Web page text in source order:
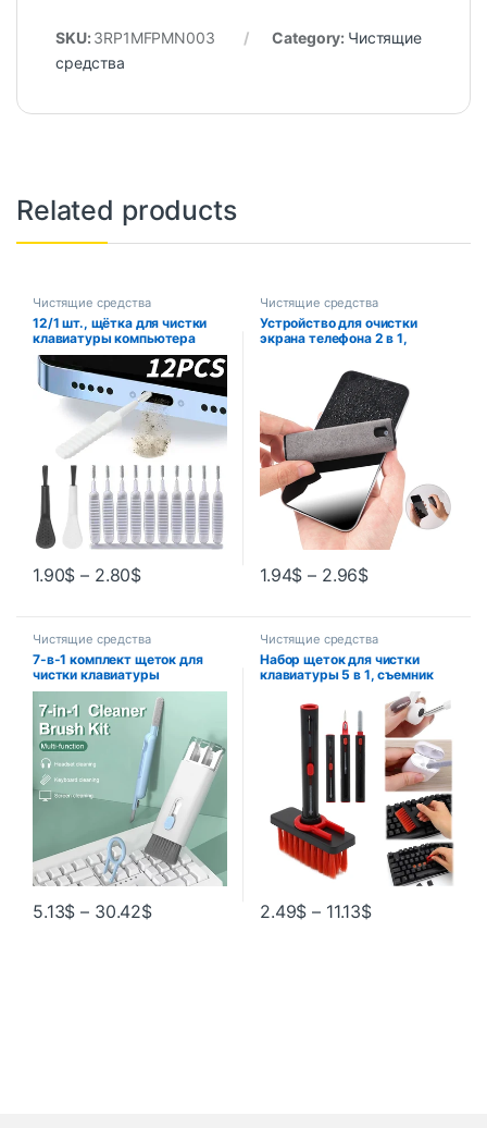
SKU: 3RP1MFPMN003 Category: Чистящие
средства
Related products
Чистящие средства
12/1 шт., щётка для чистки
клавиатуры компьютера
1.90$ – 2.80$
Чистящие средства
Устройство для очистки
экрана телефона 2 в 1,
пыли компьютера, ткань из
микрофибры для iPhone,
iPad, Apple Polish
1.94$ – 2.96$
Чистящие средства
7-в-1 комплект щеток для
чистки клавиатуры
компьютера, ручка для
чистки наушников для
гарнитуры iPad,
инструменты для чистки
телефона, набор для очистки
клавишных колпачков
5.13$ – 30.42$
Чистящие средства
Набор щеток для чистки
клавиатуры 5 в 1, съемник
наушников для Airpods Pro 1
2 3, чехол для наушников
Bluetooth, инструменты для
чистки
2.49$ – 11.13$